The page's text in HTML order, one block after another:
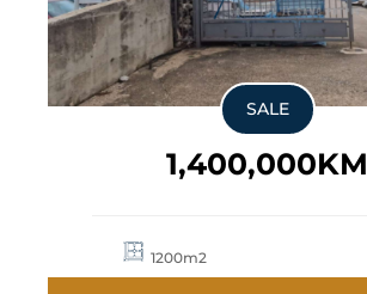
SALE
1,400,000KM
1200m2